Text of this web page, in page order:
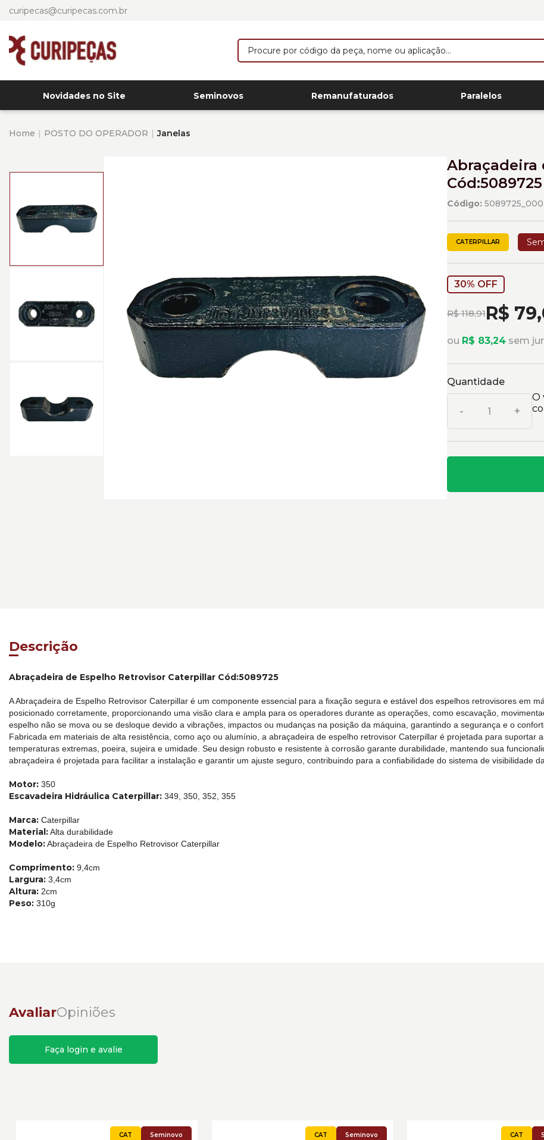
curipecas@curipecas.com.br
Novidades no Site Seminovos Remanufaturados Paralelos
Home POSTO DO OPERADOR Janelas
Abraçadeira
Código: 5089725_000
CATERPILLAR
30% OFF
R$ 118,91R$
ou R$ 83,24sem
Quantidade
- +
O
Descrição
Abraçadeira de Espelho Retrovisor Caterpillar Cód:5089725
A Abraçadeira de Espelho Retrovisor Caterpillar é um componente essencial para a fixação segura e estável dos espelhos retrovisores em
posicionado corretamente, proporcionando uma visão clara e ampla para os operadores durante as operações, como escavação,
espelho não se mova ou se desloque devido a vibrações, impactos ou mudanças na posição da máquina, garantindo a segurança e o
Fabricada em materiais de alta resistência, como aço ou alumínio, a abraçadeira de espelho retrovisor Caterpillar é projetada para suportar
temperaturas extremas, poeira, sujeira e umidade. Seu design robusto e resistente à corrosão garante durabilidade, mantendo sua
abraçadeira é projetada para facilitar a instalação e garantir um ajuste seguro, contribuindo para a confiabilidade do sistema de visibilidade
Motor: 350
Escavadeira Hidráulica Caterpillar: 349, 350, 352, 355
Marca: Caterpillar
Material:Alta durabilidade
Modelo:Abraçadeira de Espelho Retrovisor Caterpillar
Comprimento: 9,4cm
Largura: 3,4cm
Altura: 2cm
Peso: 310g
AvaliarOpiniões
Faça login e avalie
Seminovo Seminovo